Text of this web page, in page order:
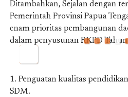
Ditambahkan, Sejalan dengan
Pemerintah Provinsi Papua
enam prioritas pembangunan
dalam penyusunan RKPD
1. Penguatan kualitas
SDM.